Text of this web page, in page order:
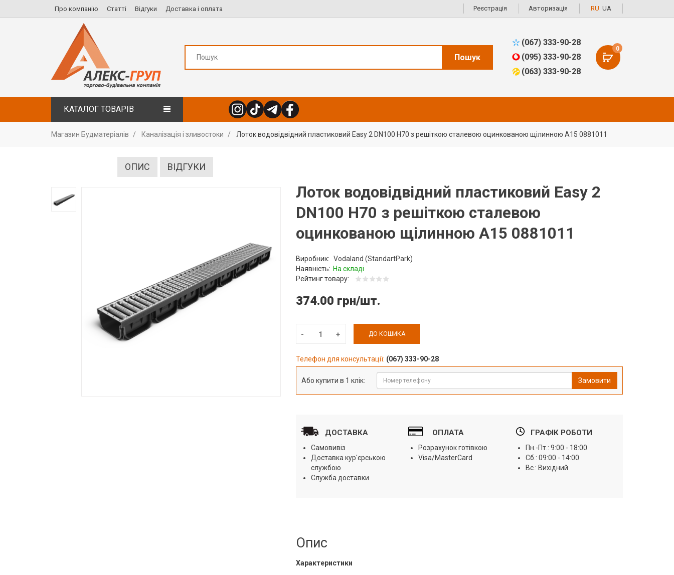
Про компанію Статті Відгуки Доставка і оплата Реєстрація Авторизація RU UA
Пошук
(067) 333-90-28
(095) 333-90-28
(063) 333-90-28
0
КАТАЛОГ ТОВАРІВ
Магазин Будматеріалів Каналізація і зливостоки Лоток водовідвідний пластиковий Easy 2 DN100 H70 з решіткою сталевою оцинкованою щілинною А15 0881011
ОПИС ВІДГУКИ
Лоток водовідвідний пластиковий Easy 2
DN100 H70 з решіткою сталевою
оцинкованою щілинною А15 0881011
Виробник: Vodaland (StandartPark)
Наявність: На складі
Рейтинг товару:
374.00 грн/шт.
ДО КОШИКА
Телефон для консультації: (067) 333-90-28
Або купити в 1 клік: Замовити
ДОСТАВКА
Самовивіз
Доставка кур'єрською
службою
Служба доставки
ОПЛАТА
Розрахунок готівкою
Visa/MasterCard
ГРАФІК РОБОТИ
Пн.-Пт.: 9:00 - 18:00
Сб.: 09:00 - 14:00
Вс.: Вихідний
Опис
Характеристики